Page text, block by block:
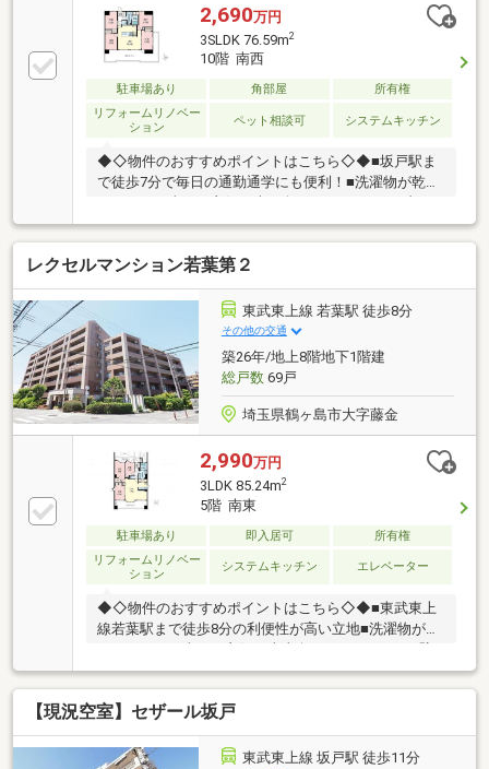
2,690万円
3SLDK 76.59m2
10階 南西
駐車場あり 角部屋
所有権
リフォームリノベー
ション
ペット相談可 システムキッチン
◆◇物件のおすすめポイントはこちら◇◆■坂戸駅ま
で徒歩7分で毎日の通勤通学にも便利！■洗濯物が乾き
入りづらいのも高層階角部屋のメリット！■不在が多
いご家庭にも安心！宅配ボックス付き■気持ちよく新
生活を送れるよう、リフォーム後のお引渡し■大切な
ペットと一緒に過ごせるマンション●かんたんネット
予約がおすすめです●（1）【資料請求する】ボタンを
タッチ（2）ご希望の日程・時間がある方は「ご要
望・ご質問」にご記入いただけるとスムーズにご案内
できます。
レクセルマンション若葉第２
東武東上線 若葉駅 徒歩8分
その他の交通
築26年/地上8階地下1階建
総戸数69戸
埼玉県鶴ヶ島市大字藤金
2,990万円
3LDK 85.24m2
5階 南東
駐車場あり 即入居可
所有権
リフォームリノベー
ション
システムキッチン エレベーター
◆◇物件のおすすめポイントはこちら◇◆■東武東上
線若葉駅まで徒歩8分の利便性が高い立地■洗濯物が乾
きやすい、日当たり良好な南東向きのバルコニー■壁
紙や床、水回りなどフルリフォーム後のお引渡し■ホ
ームパーティーも楽しめる広々としたリビング■キッ
チンからも洗面室からも出入りできる2WAYのパント
リー■衣類以外に季節家電も収納できるウォークイン
クローゼット■ガーデニングに便利なスロップシンク
【現況空室】セザール坂戸
東武東上線 坂戸駅 徒歩11分